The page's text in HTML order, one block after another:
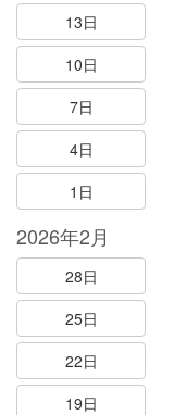
13日
10日
7日
4日
1日
2026年2月
28日
25日
22日
19日